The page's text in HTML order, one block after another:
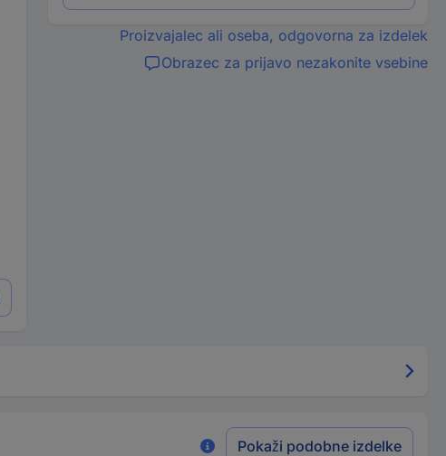
Proizvajalec ali oseba, odgovorna za izdelek
Obrazec za prijavo nezakonite vsebine
Pokaži podobne izdelke